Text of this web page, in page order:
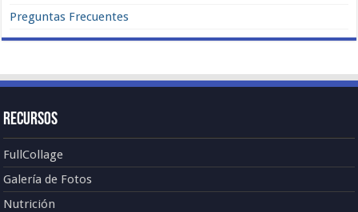
Preguntas Frecuentes
Recursos
FullCollage
Galería de Fotos
Nutrición